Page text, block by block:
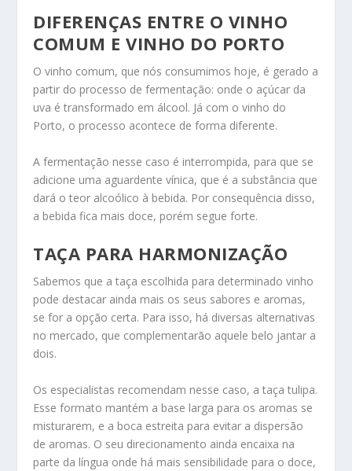
DIFERENÇAS ENTRE O VINHO
COMUM E VINHO DO PORTO
O vinho comum, que nós consumimos hoje, é gerado a
partir do processo de fermentação: onde o açúcar da
uva é transformado em álcool. Já com o vinho do
Porto, o processo acontece de forma diferente.
A fermentação nesse caso é interrompida, para que se
adicione uma aguardente vínica, que é a substância que
dará o teor alcoólico à bebida. Por consequência disso,
a bebida fica mais doce, porém segue forte.
TAÇA PARA HARMONIZAÇÃO
Sabemos que a taça escolhida para determinado vinho
pode destacar ainda mais os seus sabores e aromas,
se for a opção certa. Para isso, há diversas alternativas
no mercado, que complementarão aquele belo jantar a
dois.
Os especialistas recomendam nesse caso, a taça tulipa.
Esse formato mantém a base larga para os aromas se
misturarem, e a boca estreita para evitar a dispersão
de aromas. O seu direcionamento ainda encaixa na
parte da língua onde há mais sensibilidade para o doce,